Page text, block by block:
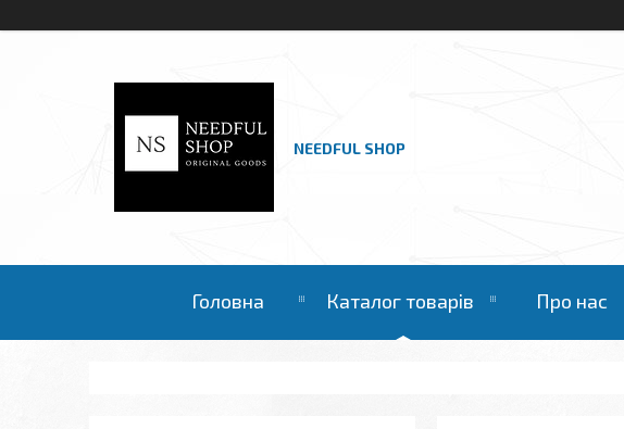
NEEDFUL SHOP
Головна Каталог товарів Про нас